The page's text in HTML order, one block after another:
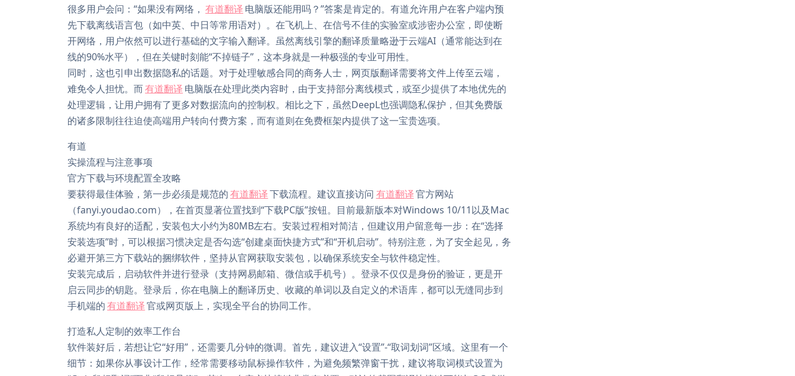
很多用户会问：“如果没有网络， 有道翻译 电脑版还能用吗？”答案是肯定的。有道允许用户在客户端内预
先下载离线语言包（如中英、中日等常用语对）。在飞机上、在信号不佳的实验室或涉密办公室，即使断
开网络，用户依然可以进行基础的文字输入翻译。虽然离线引擎的翻译质量略逊于云端AI（通常能达到在
线的90%水平），但在关键时刻能“不掉链子”，这本身就是一种极强的专业可用性。
同时，这也引申出数据隐私的话题。对于处理敏感合同的商务人士，网页版翻译需要将文件上传至云端，
难免令人担忧。而有道翻译 电脑版在处理此类内容时，由于支持部分离线模式，或至少提供了本地优先的
处理逻辑，让用户拥有了更多对数据流向的控制权。相比之下，虽然DeepL也强调隐私保护，但其免费版
的诸多限制往往迫使高端用户转向付费方案，而有道则在免费框架内提供了这一宝贵选项。
有道
实操流程与注意事项
官方下载与环境配置全攻略
要获得最佳体验，第一步必须是规范的有道翻译下载流程。建议直接访问 有道翻译官方网站
（fanyi.youdao.com），在首页显著位置找到“下载PC版”按钮。目前最新版本对Windows 10/11以及Mac
系统均有良好的适配，安装包大小约为80MB左右。安装过程相对简洁，但建议用户留意每一步：在“选择
安装选项”时，可以根据习惯决定是否勾选“创建桌面快捷方式”和“开机启动”。特别注意，为了安全起见，务
必避开第三方下载站的捆绑软件，坚持从官网获取安装包，以确保系统安全与软件稳定性。
安装完成后，启动软件并进行登录（支持网易邮箱、微信或手机号）。登录不仅仅是身份的验证，更是开
启云同步的钥匙。登录后，你在电脑上的翻译历史、收藏的单词以及自定义的术语库，都可以无缝同步到
手机端的有道翻译官或网页版上，实现全平台的协同工作。
打造私人定制的效率工作台
软件装好后，若想让它“好用”，还需要几分钟的微调。首先，建议进入“设置”-“取词划词”区域。这里有一个
细节：如果你从事设计工作，经常需要移动鼠标操作软件，为避免频繁弹窗干扰，建议将取词模式设置为